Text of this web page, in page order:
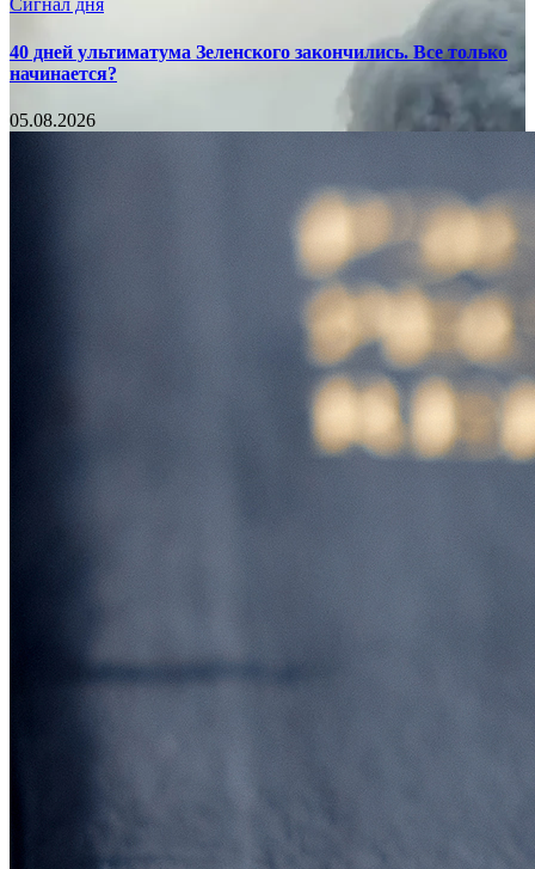
Сигнал дня
40 дней ультиматума Зеленского закончились. Все только
начинается?
05.08.2026